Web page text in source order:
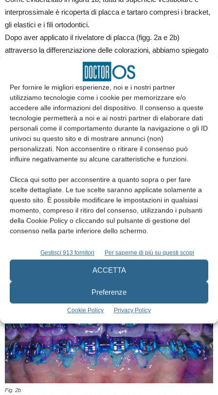
Per fornire le migliori esperienze, noi e i nostri partner
utilizziamo tecnologie come i cookie per memorizzare e/o
accedere alle informazioni del dispositivo. Il consenso a queste
tecnologie permetterà a noi e ai nostri partner di elaborare dati
personali come il comportamento durante la navigazione o gli ID
univoci su questo sito e di mostrare annunci (non)
personalizzati. Non acconsentire o ritirare il consenso può
influire negativamente su alcune caratteristiche e funzioni.
Clicca qui sotto per acconsentire a quanto sopra o per fare
scelte dettagliate. Le tue scelte saranno applicate solamente a
questo sito. È possibile modificare le impostazioni in qualsiasi
momento, compreso il ritiro del consenso, utilizzando i pulsanti
della Cookie Policy o cliccando sul pulsante di gestione del
consenso nella parte inferiore dello schermo.
Gestisci 913 fornitori Per saperne di più su questi scopi
ACCETTA
Preferenze
Cookie Policy Privacy Policy
interprossimale è ricoperta di placca e tartaro compresi i bracket,
gli elastici e i fili ortodontici.
Dopo aver applicato il rivelatore di placca (figg. 2a e 2b)
attraverso la differenziazione delle colorazioni, abbiamo spiegato
sia alla piccola paziente che ai genitori come la presenza di
abbondante placca acidogena intorno al colletto del dente e
intorno ai bracket ortodontici rappresenti un fattore di rischio per lo
sviluppo di carie.
Risultato dell'applicazione del rivelatore di placca tritonale.
Fig. 2b